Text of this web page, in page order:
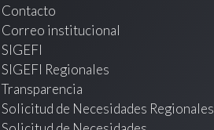
Contacto
Correo institucional
SIGEFI
SIGEFI Regionales
Transparencia
Solicitud de Necesidades Regionales